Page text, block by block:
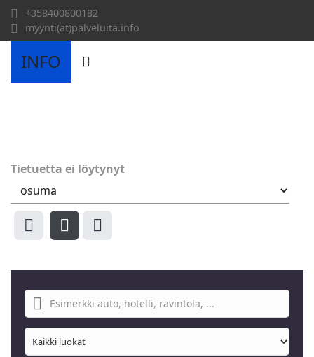
+358400800182
myynti(at)palveluita.info
INFO
Tietuetta ei löytynyt